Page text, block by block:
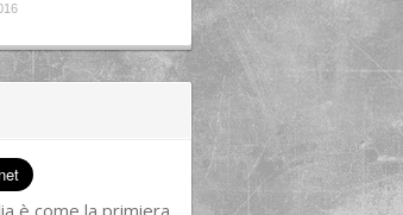
è come la primiera